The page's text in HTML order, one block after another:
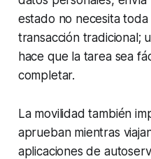
estado no necesita
transacción tradicional;
hace que la tarea sea
completar.
La movilidad también
aprueban mientras
aplicaciones de